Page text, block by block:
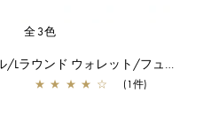
全3色
ミスクリオ パール/Lラウンド ウォレット/フューシャピンク
★ ★ ★ ★ ☆ (1件)